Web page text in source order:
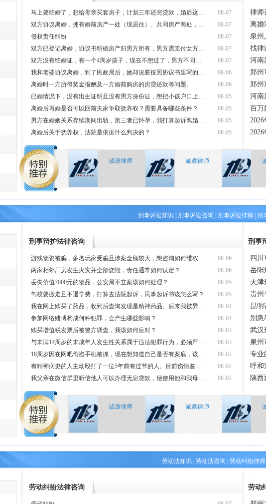
08-07
马上要结婚了，想给母亲买套房子，计划三年还完贷款，婚后这套房子是否会有
08-07
双方协议离婚，拥有婚前房产一处（现居住）、共同房产两处，其中一处由男方
08-07
侵权责任纠纷
08-07
双方已登记离婚，协议书明确房产归男方所有，男方需支付女方部分房款。后因
08-07
双方没有结婚证，有一个4周岁孩子，现在不想过了，男方不同意我把孩子带走
08-06
我和老婆协议离婚，到了民政局后，她却说要按照协议书里写的先付给她一笔补
08-06
离婚时一方所得奖金报酬及一方婚前购房的房贷还款等问题。
08-05
已婚情况下，没有出生证明且没有男方身份证，想把小孩户口上到女方名下该如
08-05
离婚后再婚是否可以回前夫家争取抚养权？需要具备哪些条件？
08-05
男方在婚姻关系存续期间出轨，第三者已怀孕，我打算起诉离婚，并要求对方进
08-05
离婚后关于抚养权，法院是依据什么判决的？
诚邀律师 诚邀律师
刑事诉讼知识 刑事诉讼咨询 刑事诉讼律师 刑
刑事辩护法律咨询
08-06
游戏物资被骗，多名玩家受骗且涉案金额较大，想咨询如何维权及怎样报警最有
08-06
两家相邻厂房发生火灾并全部烧毁，责任通常如何认定？
08-05
丢失价值7000元的物品，公安局不立案该如何处理？
08-05
驾校要搬走且不退学费，打算去法院起诉，民事起诉书该怎么写？
08-04
我在网上购买了药品，收到后查询发现是精神药品。后来我被异地警察在本地拘
08-04
参加网络赌博构成何种犯罪，会产生哪些影响？
08-03
购买增值税发票后被警方调查，我该如何应对？
08-03
与未满14周岁的未成年人发生性关系属于违法犯罪行为，必须严肃对待。如果
08-02
18周岁因在网吧偷盗手机被抓，现在想知道自己是否有案底，该如何查询，还
08-02
有精神病史的人主动殴打了一位5年前有过节的人。目前伤情鉴定结果尚未出具
08-02
我父亲在微信群里听信他人可以办理无息贷款，便使用他和我母亲的身份证办理
刑事
诚邀律师 诚邀律师
劳动法知识 劳动法咨询 劳动纠纷律师
劳动纠纷法律咨询 劳动